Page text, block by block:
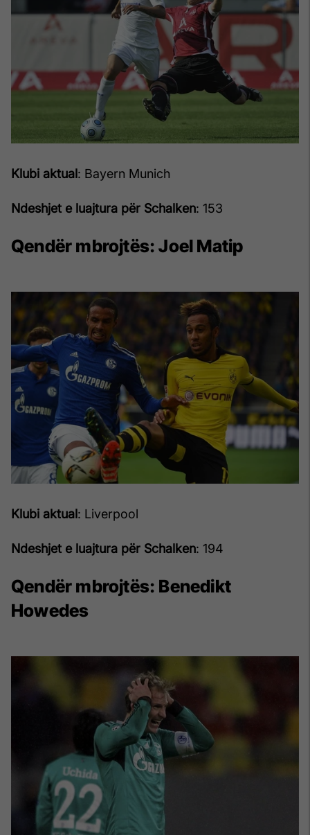
Klubi aktual : Bayern Munich
Ndeshjet e luajtura për Schalken: 153
Qendër mbrojtës:Joel Matip
Klubi aktual : Liverpool
Ndeshjet e luajtura për Schalken: 194
Qendër mbrojtës: Benedikt
Howedes